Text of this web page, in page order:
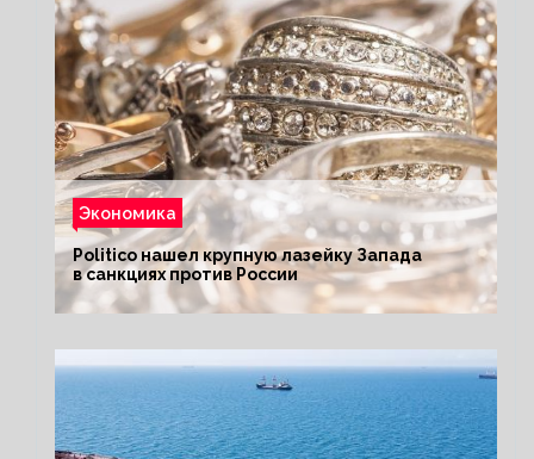
Экономика
Politico нашел крупную лазейку Запада
в санкциях против России